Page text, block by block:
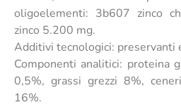
oligoelementi: 3b607 zinco
zinco 5.200 mg.
Additivi tecnologici: preservanti
Componenti analitici: proteina
0,5%, grassi grezzi 8%,
16%.